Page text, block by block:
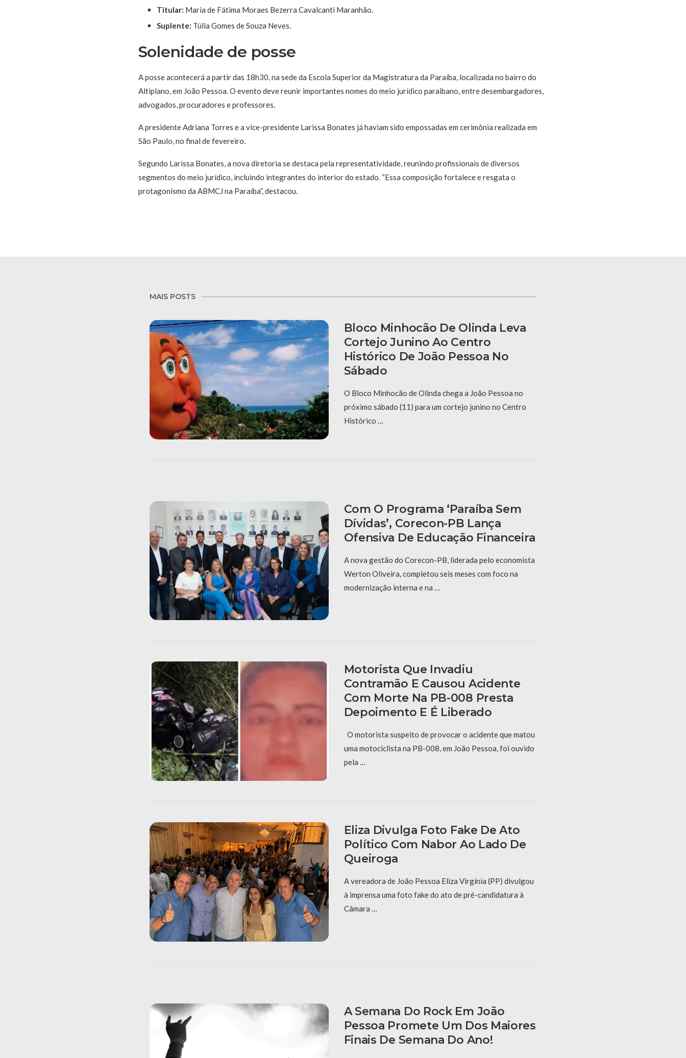
Titular: Maria de Fátima Moraes Bezerra Cavalcanti Maranhão.
Suplente: Túlia Gomes de Souza Neves.
Solenidade de posse
A posse acontecerá a partir das 18h30, na sede da Escola Superior da Magistratura da Paraíba, localizada no bairro do
Altiplano, em João Pessoa. O evento deve reunir importantes nomes do meio jurídico paraibano, entre desembargadores,
advogados, procuradores e professores.
A presidente Adriana Torres e a vice-presidente Larissa Bonates já haviam sido empossadas em cerimônia realizada em
São Paulo, no final de fevereiro.
Segundo Larissa Bonates, a nova diretoria se destaca pela representatividade, reunindo profissionais de diversos
segmentos do meio jurídico, incluindo integrantes do interior do estado. “Essa composição fortalece e resgata o
protagonismo da ABMCJ na Paraíba”, destacou.
MAIS POSTS
Bloco Minhocão De Olinda Leva
Cortejo Junino Ao Centro
Histórico De João Pessoa No
Sábado
O Bloco Minhocão de Olinda chega a João Pessoa no
próximo sábado (11) para um cortejo junino no Centro
Histórico …
Com O Programa ‘Paraíba Sem
Dívidas’, Corecon-PB Lança
Ofensiva De Educação Financeira
A nova gestão do Corecon-PB, liderada pelo economista
Werton Oliveira, completou seis meses com foco na
modernização interna e na …
Motorista Que Invadiu
Contramão E Causou Acidente
Com Morte Na PB-008 Presta
Depoimento E É Liberado
O motorista suspeito de provocar o acidente que matou
uma motociclista na PB-008, em João Pessoa, foi ouvido
pela …
Eliza Divulga Foto Fake De Ato
Político Com Nabor Ao Lado De
Queiroga
A vereadora de João Pessoa Eliza Virgínia (PP) divulgou
à imprensa uma foto fake do ato de pré-candidatura à
Câmara …
A Semana Do Rock Em João
Pessoa Promete Um Dos Maiores
Finais De Semana Do Ano!